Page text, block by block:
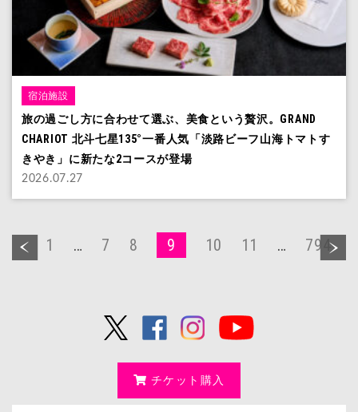
宿泊施設
旅の過ごし方に合わせて選ぶ、美食という贅沢。GRAND
CHARIOT 北斗七星135°一番人気「淡路ビーフ山海トマトす
きやき」に新たな2コースが登場
2026.07.27
1 … 7 8 9 10 11 … 794
チケット購入